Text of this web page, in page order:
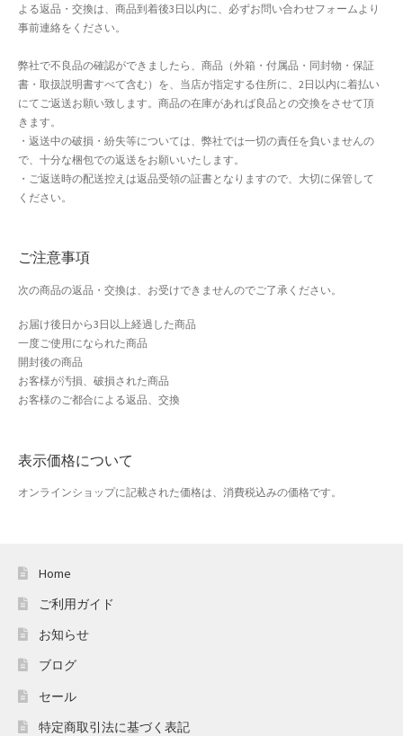
カート
ギフト特集
クイック注文フォーム
クリスマス特集
サマーセール
セール
テスト 「テーブル
ハロウィン特集
バレンタインデー特集
プライバシーポリシー
ベンダー登録
ホワイトデー特集
マイアカウント
マイアカウント
よる返品・交換は、商品到着後3日以内に、必ずお問い合わせフォームより
事前連絡をください。
弊社で不良品の確認ができましたら、商品（外箱・付属品・同封物・保証
書・取扱説明書すべて含む）を、当店が指定する住所に、2日以内に着払い
にてご返送お願い致します。商品の在庫があれば良品との交換をさせて頂
きます。
・返送中の破損・紛失等については、弊社では一切の責任を負いませんの
で、十分な梱包での返送をお願いいたします。
・ご返送時の配送控えは返品受領の証書となりますので、大切に保管して
ください。
ご注意事項
次の商品の返品・交換は、お受けできませんのでご了承ください。
お届け後日から3日以上経過した商品
一度ご使用になられた商品
開封後の商品
お客様が汚損、破損された商品
お客様のご都合による返品、交換
表示価格について
オンラインショップに記載された価格は、消費税込みの価格です。
Home
ご利用ガイド
お知らせ
ブログ
セール
特定商取引法に基づく表記